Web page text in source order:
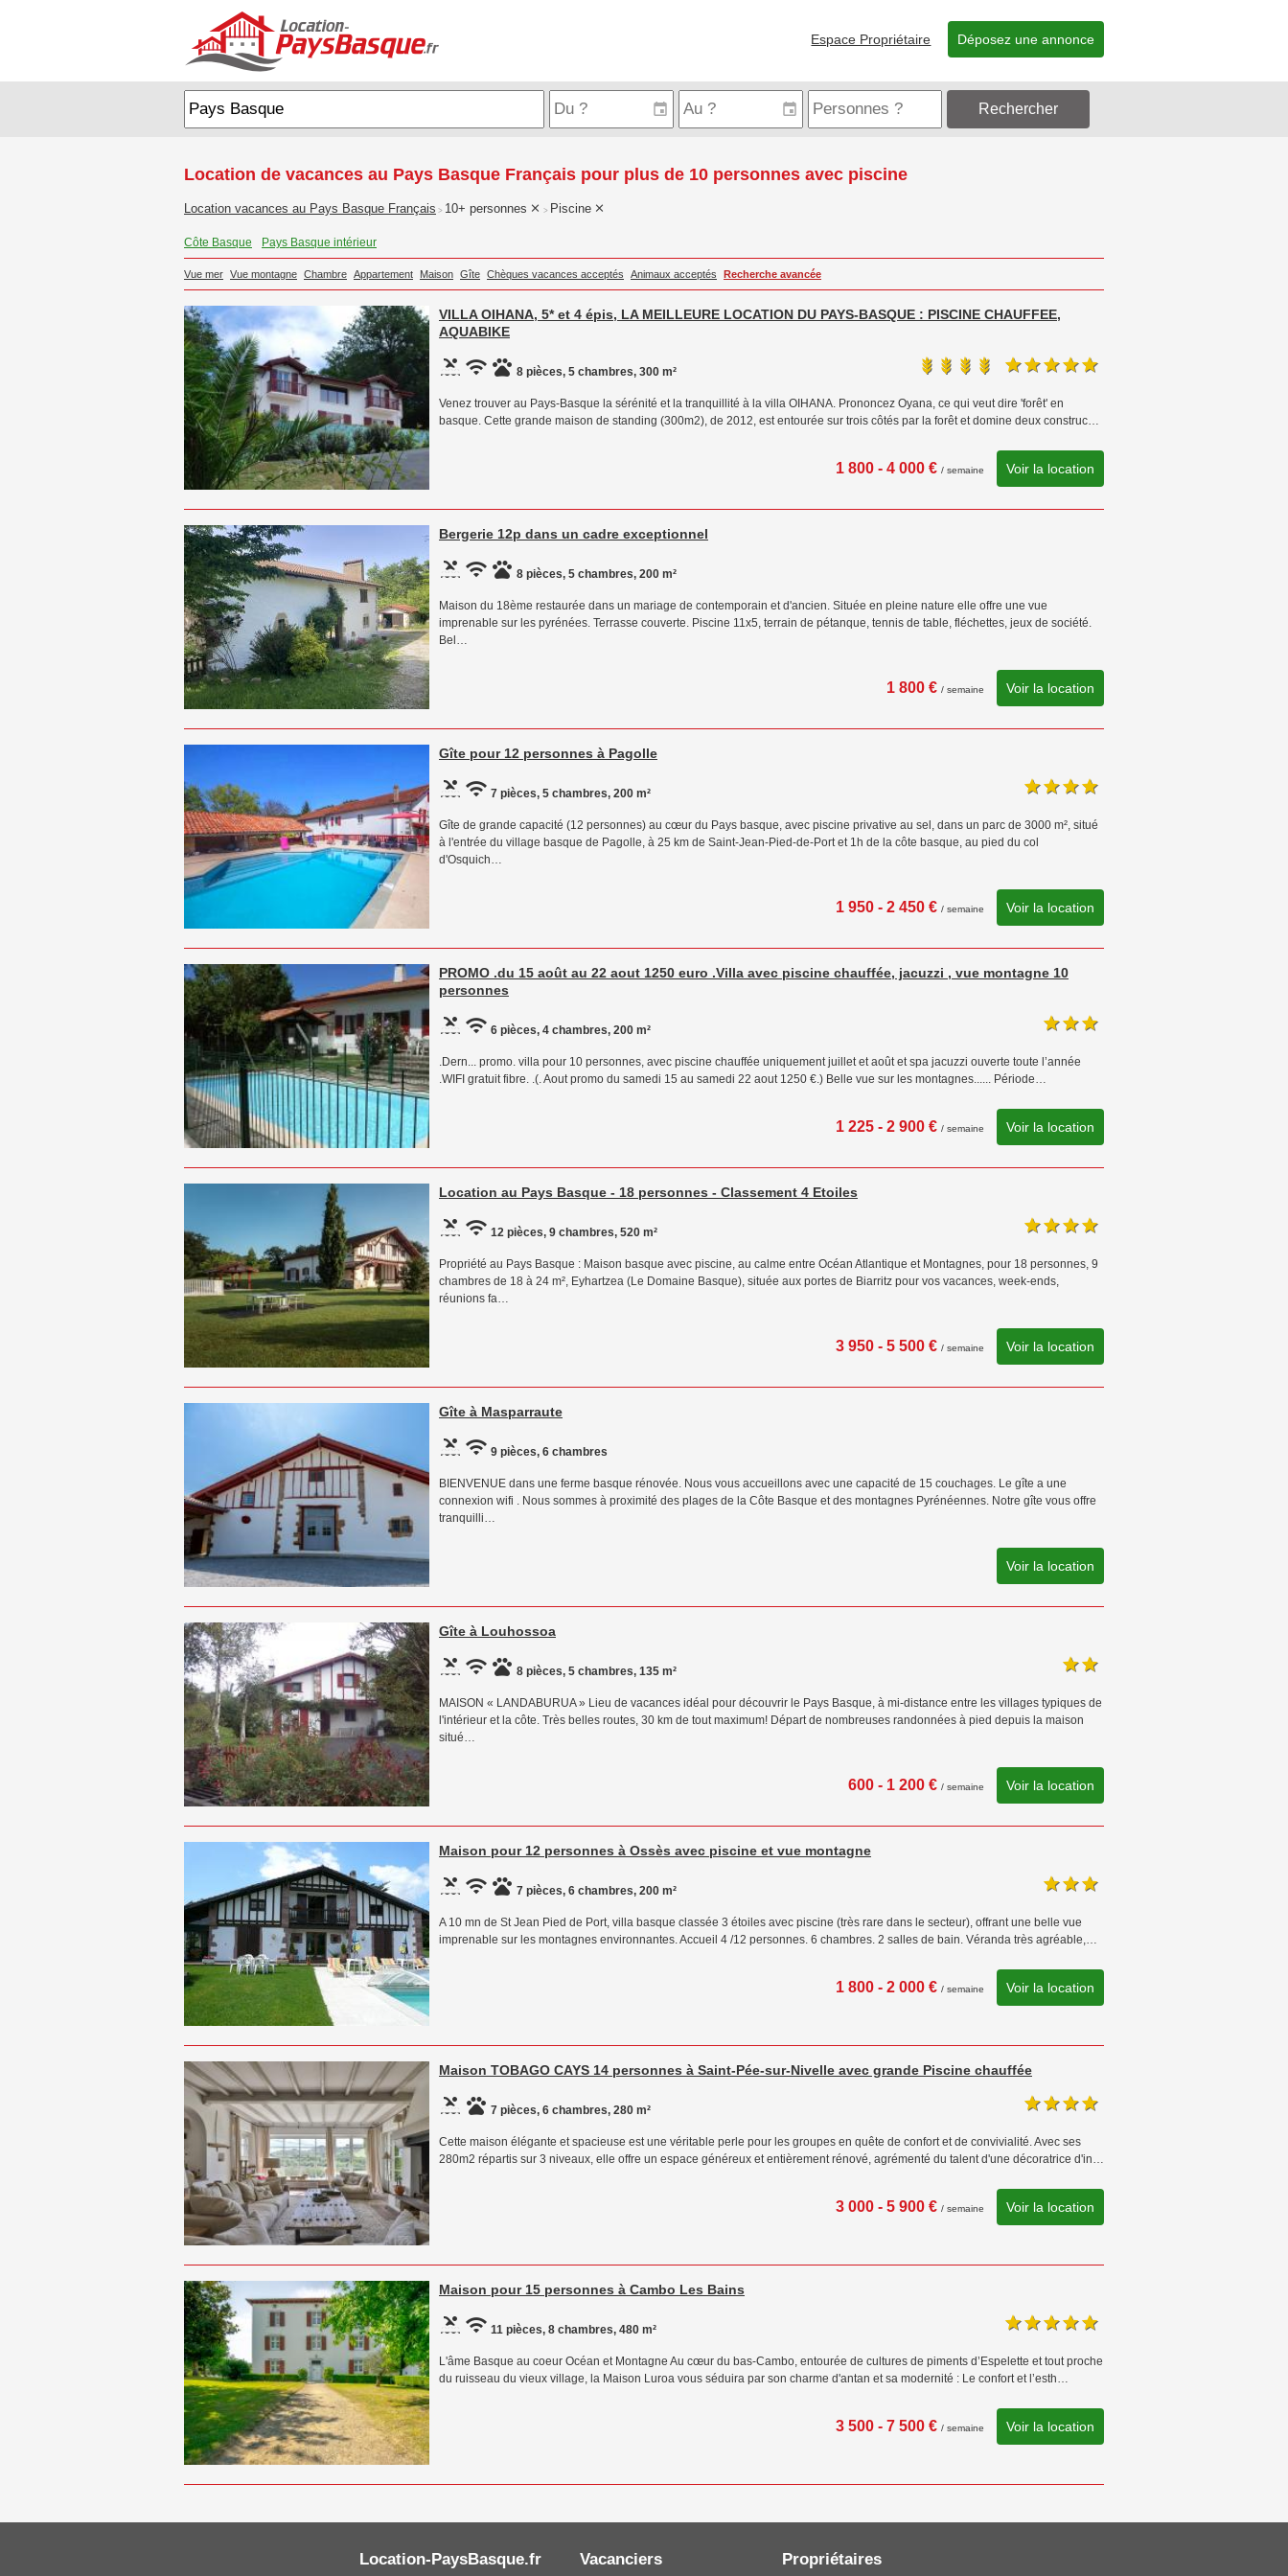
Espace Propriétaire Déposez une annonce
Rechercher
Location de vacances au Pays Basque Français pour plus de 10 personnes avec piscine
Location vacances au Pays Basque Français > 10+ personnes > Piscine
Côte Basque Pays Basque intérieur
Vue mer Vue montagne Chambre Appartement Maison Gîte Chèques vacances acceptés Animaux acceptés Recherche avancée
VILLA OIHANA, 5* et 4 épis, LA MEILLEURE LOCATION DU PAYS-BASQUE : PISCINE CHAUFFEE,
AQUABIKE
8 pièces, 5 chambres, 300 m²
Venez trouver au Pays-Basque la sérénité et la tranquillité à la villa OIHANA. Prononcez Oyana, ce qui veut dire 'forêt' en
basque. Cette grande maison de standing (300m2), de 2012, est entourée sur trois côtés par la forêt et domine deux construc…
1 800 - 4 000 € / semaine Voir la location
Bergerie 12p dans un cadre exceptionnel
8 pièces, 5 chambres, 200 m²
Maison du 18ème restaurée dans un mariage de contemporain et d'ancien. Située en pleine nature elle offre une vue
imprenable sur les pyrénées. Terrasse couverte. Piscine 11x5, terrain de pétanque, tennis de table, fléchettes, jeux de société.
Bel…
1 800 € / semaine Voir la location
Gîte pour 12 personnes à Pagolle
7 pièces, 5 chambres, 200 m²
Gîte de grande capacité (12 personnes) au cœur du Pays basque, avec piscine privative au sel, dans un parc de 3000 m², situé
à l'entrée du village basque de Pagolle, à 25 km de Saint-Jean-Pied-de-Port et 1h de la côte basque, au pied du col
d'Osquich…
1 950 - 2 450 € / semaine Voir la location
PROMO .du 15 août au 22 aout 1250 euro .Villa avec piscine chauffée, jacuzzi , vue montagne 10
personnes
6 pièces, 4 chambres, 200 m²
.Dern... promo. villa pour 10 personnes, avec piscine chauffée uniquement juillet et août et spa jacuzzi ouverte toute l’année
.WIFI gratuit fibre. .(. Aout promo du samedi 15 au samedi 22 aout 1250 €.) Belle vue sur les montagnes...... Période…
1 225 - 2 900 € / semaine Voir la location
Location au Pays Basque - 18 personnes - Classement 4 Etoiles
12 pièces, 9 chambres, 520 m²
Propriété au Pays Basque : Maison basque avec piscine, au calme entre Océan Atlantique et Montagnes, pour 18 personnes, 9
chambres de 18 à 24 m², Eyhartzea (Le Domaine Basque), située aux portes de Biarritz pour vos vacances, week-ends,
réunions fa…
3 950 - 5 500 € / semaine Voir la location
Gîte à Masparraute
9 pièces, 6 chambres
BIENVENUE dans une ferme basque rénovée. Nous vous accueillons avec une capacité de 15 couchages. Le gîte a une
connexion wifi . Nous sommes à proximité des plages de la Côte Basque et des montagnes Pyrénéennes. Notre gîte vous offre
tranquilli…
Voir la location
Gîte à Louhossoa
8 pièces, 5 chambres, 135 m²
MAISON « LANDABURUA » Lieu de vacances idéal pour découvrir le Pays Basque, à mi-distance entre les villages typiques de
l'intérieur et la côte. Très belles routes, 30 km de tout maximum! Départ de nombreuses randonnées à pied depuis la maison
situé…
600 - 1 200 € / semaine Voir la location
Maison pour 12 personnes à Ossès avec piscine et vue montagne
7 pièces, 6 chambres, 200 m²
A 10 mn de St Jean Pied de Port, villa basque classée 3 étoiles avec piscine (très rare dans le secteur), offrant une belle vue
imprenable sur les montagnes environnantes. Accueil 4 /12 personnes. 6 chambres. 2 salles de bain. Véranda très agréable,…
1 800 - 2 000 € / semaine Voir la location
Maison TOBAGO CAYS 14 personnes à Saint-Pée-sur-Nivelle avec grande Piscine chauffée
7 pièces, 6 chambres, 280 m²
Cette maison élégante et spacieuse est une véritable perle pour les groupes en quête de confort et de convivialité. Avec ses
280m2 répartis sur 3 niveaux, elle offre un espace généreux et entièrement rénové, agrémenté du talent d'une décoratrice d'in…
3 000 - 5 900 € / semaine Voir la location
Maison pour 15 personnes à Cambo Les Bains
11 pièces, 8 chambres, 480 m²
L'âme Basque au coeur Océan et Montagne Au cœur du bas-Cambo, entourée de cultures de piments d’Espelette et tout proche
du ruisseau du vieux village, la Maison Luroa vous séduira par son charme d'antan et sa modernité : Le confort et l’esth…
3 500 - 7 500 € / semaine Voir la location
Location-PaysBasque.fr Vacanciers Propriétaires